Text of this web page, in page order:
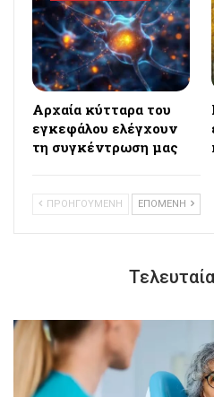
Αρχαία κύτταρα του
εγκεφάλου ελέγχουν
τη συγκέντρωση μας
ΠΡΟΗΓΟΥΜΕΝΗ ΕΠΟΜΕΝΗ